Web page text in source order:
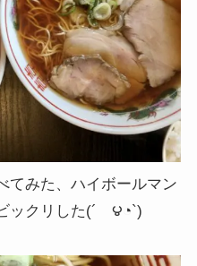
てみた、ハイボールマン
ックリした(´ゝ౪◔`)